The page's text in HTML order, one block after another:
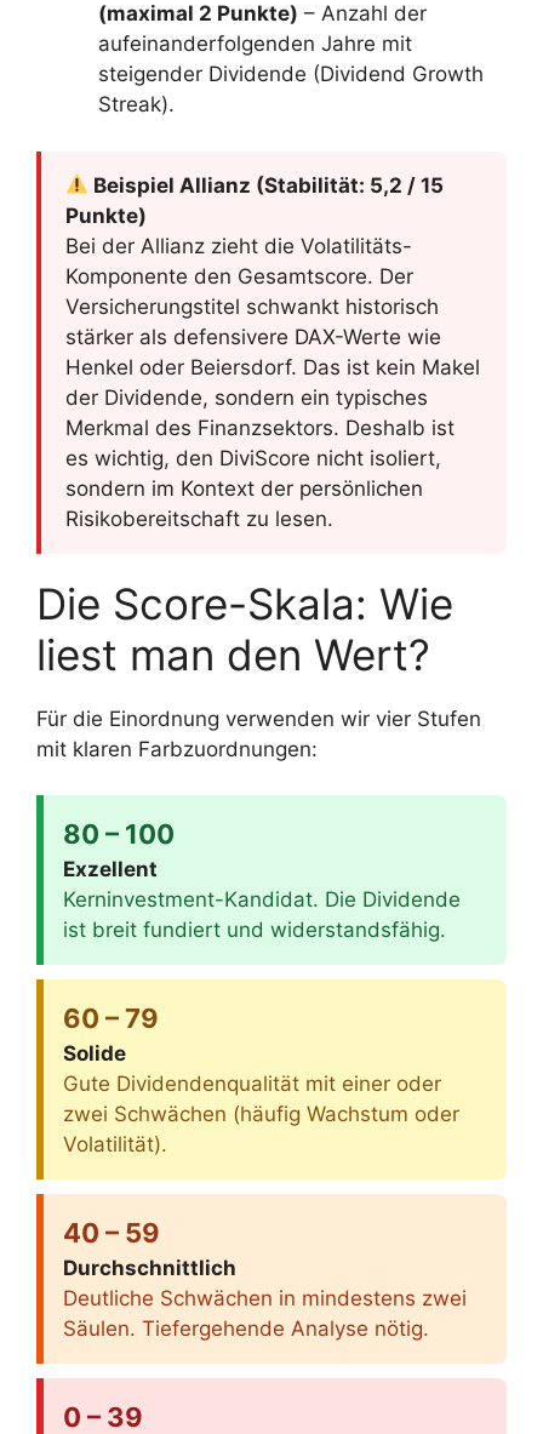
(maximal 2 Punkte) – Anzahl der
aufeinanderfolgenden Jahre mit
steigender Dividende (Dividend Growth
Streak).
Beispiel Allianz (Stabilität: 5,2 / 15
Punkte)
Bei der Allianz zieht die Volatilitäts-
Komponente den Gesamtscore. Der
Versicherungstitel schwankt historisch
stärker als defensivere DAX-Werte wie
Henkel oder Beiersdorf. Das ist kein Makel
der Dividende, sondern ein typisches
Merkmal des Finanzsektors. Deshalb ist
es wichtig, den DiviScore nicht isoliert,
sondern im Kontext der persönlichen
Risikobereitschaft zu lesen.
Die Score-Skala: Wie
liest man den Wert?
Für die Einordnung verwenden wir vier Stufen
mit klaren Farbzuordnungen:
80 – 100
Exzellent
Kerninvestment-Kandidat. Die Dividende
ist breit fundiert und widerstandsfähig.
60 – 79
Solide
Gute Dividendenqualität mit einer oder
zwei Schwächen (häufig Wachstum oder
Volatilität).
40 – 59
Durchschnittlich
Deutliche Schwächen in mindestens zwei
Säulen. Tiefergehende Analyse nötig.
0 – 39